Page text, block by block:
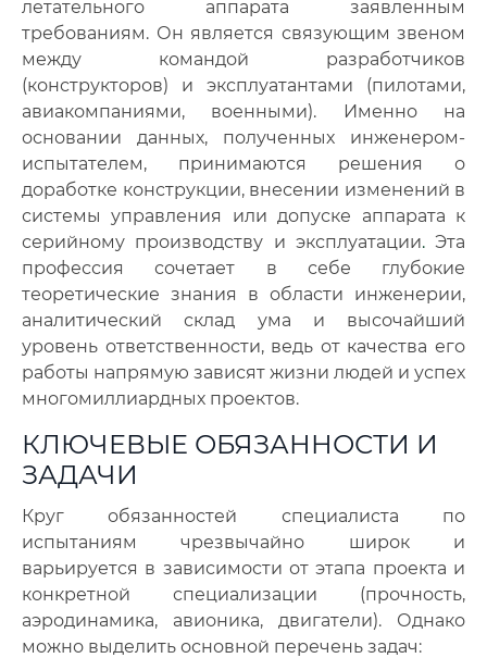
летательного аппарата заявленным
требованиям. Он является связующим звеном
между командой разработчиков
(конструкторов) и эксплуатантами (пилотами,
авиакомпаниями, военными). Именно на
основании данных, полученных инженером-
испытателем, принимаются решения о
доработке конструкции, внесении изменений в
системы управления или допуске аппарата к
серийному производству и эксплуатации.Эта
профессия сочетает в себе глубокие
теоретические знания в области инженерии,
аналитический склад ума и высочайший
уровень ответственности, ведь от качества его
работы напрямую зависят жизни людей и успех
многомиллиардных проектов.
КЛЮЧЕВЫЕ ОБЯЗАННОСТИ И
ЗАДАЧИ
Круг обязанностей специалиста по
испытаниям чрезвычайно широк и
варьируется в зависимости от этапа проекта и
конкретной специализации (прочность,
аэродинамика, авионика, двигатели). Однако
можно выделить основной перечень задач: